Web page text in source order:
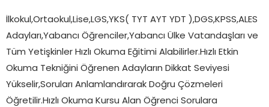
İlkokul,Ortaokul,Lise,LGS,YKS( TYT AYT YDT ),DGS,KPSS,ALES
Adayları,Yabancı Öğrenciler,Yabancı Ülke Vatandaşları ve
Tüm Yetişkinler Hızlı Okuma Eğitimi Alabilirler.Hızlı Etkin
Okuma Tekniğini Öğrenen Adayların Dikkat Seviyesi
Yükselir,Soruları Anlamlandırarak Doğru Çözmeleri
Öğretilir.Hızlı Okuma Kursu Alan Öğrenci Sorulara